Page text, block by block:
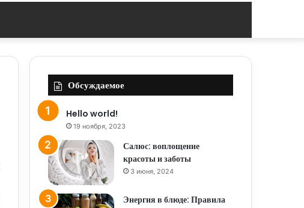
Обсуждаемое
Hello world!
19 ноября, 2023
Салюс: воплощение
красоты и заботы
3 июня, 2024
Энергия в блюде: Правила